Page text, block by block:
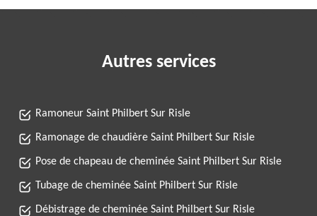
Autres services
Ramoneur Saint Philbert Sur Risle
Ramonage de chaudière Saint Philbert Sur Risle
Pose de chapeau de cheminée Saint Philbert Sur Risle
Tubage de cheminée Saint Philbert Sur Risle
Débistrage de cheminée Saint Philbert Sur Risle